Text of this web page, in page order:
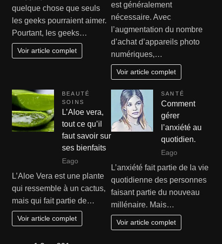
quelque chose que seuls
les geeks pourraient aimer.
Pourtant, les geeks…
Voir article complet
est généralement
nécessaire. Avec
l’augmentation du nombre
d’achat d’appareils photo
numériques,…
Voir article complet
BEAUTÉ
SOINS
L’Aloe vera,
tout ce qu’il
faut savoir sur
ses bienfaits
Eago
L’Aloe Vera est une plante
qui ressemble à un cactus,
mais qui fait partie de…
Voir article complet
SANTÉ
Comment
gérer
l’anxiété au
quotidien.
Eago
L’anxiété fait partie de la vie
quotidienne des personnes
faisant partie du nouveau
millénaire. Mais…
Voir article complet